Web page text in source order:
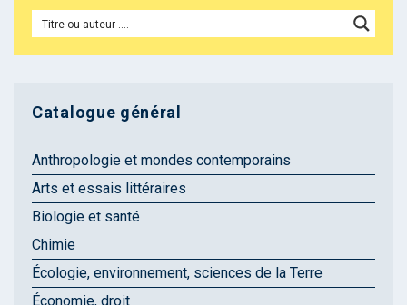
Catalogue général
Anthropologie et mondes contemporains
Arts et essais littéraires
Biologie et santé
Chimie
Écologie, environnement, sciences de la Terre
Économie, droit